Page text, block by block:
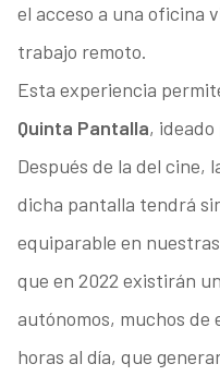
el acceso a una oficina
trabajo remoto.
Esta experiencia
Quinta Pantalla,
Después de la del cine,
dicha pantalla tendrá
equiparable en
que en 2022 existirán
autónomos, muchos de
horas al día, que